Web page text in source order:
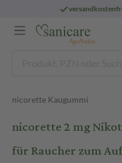
nicorette Kaugummi
nicorette 2 mg
für Raucher zum